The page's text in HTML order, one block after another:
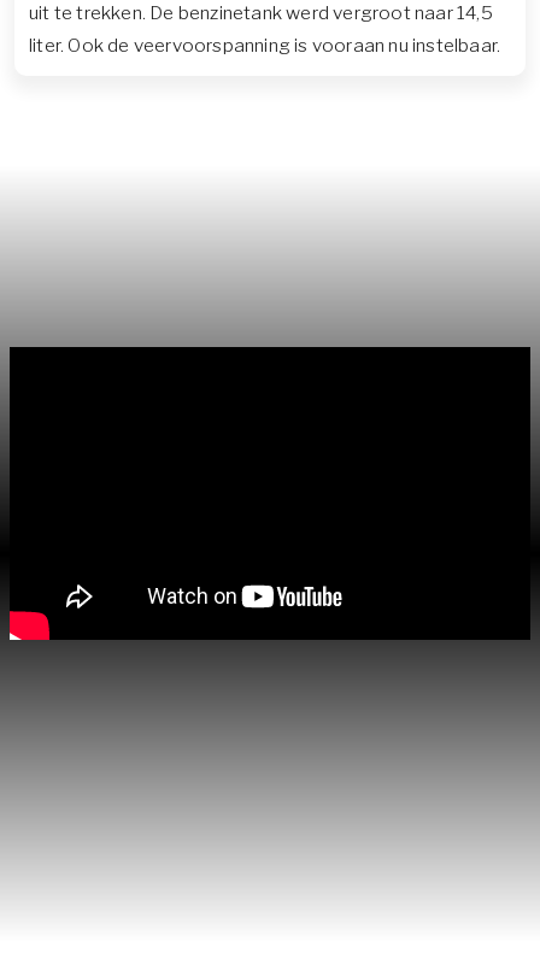
uit te trekken. De benzinetank werd vergroot naar 14,5
liter. Ook de veervoorspanning is vooraan nu instelbaar.